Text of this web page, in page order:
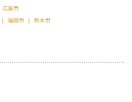
広島市
福岡市 熊本市